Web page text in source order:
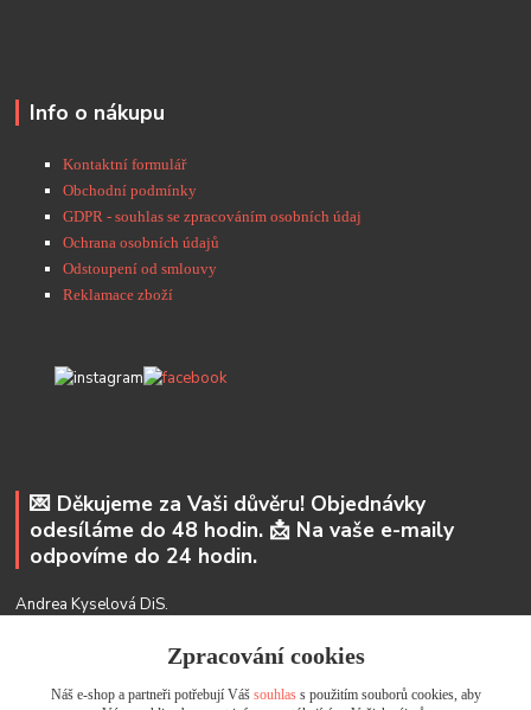
Info o nákupu
Kontaktní formulář
Obchodní podmínky
GDPR - souhlas se zpracováním osobních údaj
Ochrana osobních údajů
Odstoupení od smlouvy
Reklamace zboží
💌 Děkujeme za Vaši důvěru! Objednávky
odesíláme do 48 hodin. 📩 Na vaše e-maily
odpovíme do 24 hodin.
Andrea Kyselová DiS.
Zpracování cookies
Náš e-shop a partneři potřebují Váš souhlass použitím souborů cookies, aby